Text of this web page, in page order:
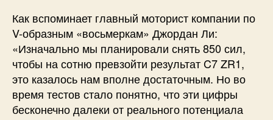
Как вспоминает главный моторист компании по
V-образным «восьмеркам» Джордан Ли:
«Изначально мы планировали снять 850 сил,
чтобы на сотню превзойти результат C7 ZR1,
это казалось нам вполне достаточным. Но во
время тестов стало понятно, что эти цифры
бесконечно далеки от реального потенциала